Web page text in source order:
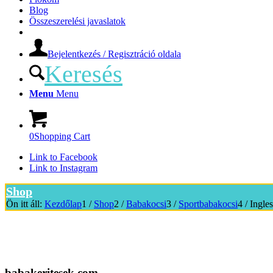
Blog
Összeszerelési javaslatok
Bejelentkezés / Regisztráció oldala
Keresés
Menu Menu
0Shopping Cart
Link to Facebook
Link to Instagram
Shop
Ön itt áll: Kezdőlap1 / Shop2 / Babakocsi3 / Sportbabakocsi4 /